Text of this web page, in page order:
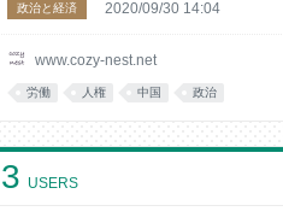
www.cozy-nest.net
政治と経済 2020/09/30 14:04
労働 人権 中国 政治
3 USERS